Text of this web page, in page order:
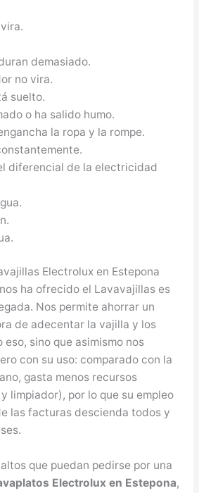
demasiado.
no vira.
suelto.
o ha salido humo.
la ropa y la rompe.
diferencial de la electricidad
Electrolux en Estepona
ha ofrecido el Lavavajillas es
Nos permite ahorrar un
de adecentar la vajilla y los
sino que asimismo nos
con su uso: comparado con la
gasta menos recursos
limpiador), por lo que su empleo
las facturas descienda todos y
que puedan pedirse por una
Electrolux en Estepona,